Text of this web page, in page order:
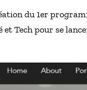
du 1er
Tech pour se